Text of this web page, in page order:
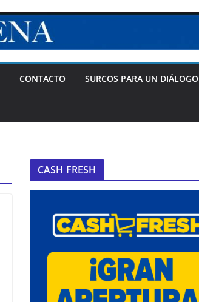
CONTACTO SURCOS PARA UN DIÁLOGO
CASH FRESH